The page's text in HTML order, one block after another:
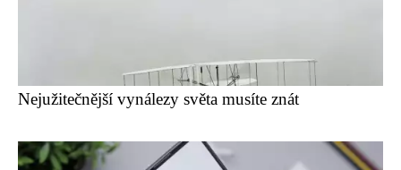
Nejužitečnější vynálezy světa musíte znát